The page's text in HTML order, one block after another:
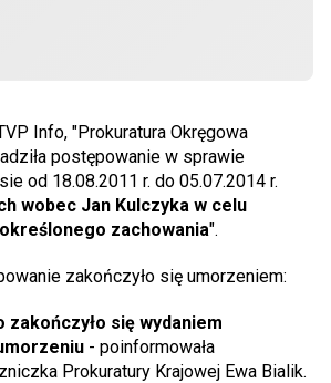
Info, "Prokuratura Okręgowa
postępowanie w sprawie
od 18.08.2011 r. do 05.07.2014 r.
wobec Jan Kulczyka w celu
zachowania".
zakończyło się umorzeniem:
zakończyło się wydaniem
- poinformowała
Prokuratury Krajowej Ewa Bialik.